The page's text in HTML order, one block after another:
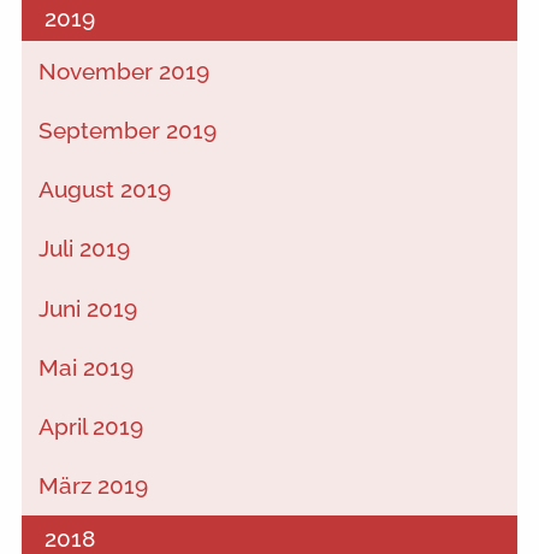
2019
November 2019
September 2019
August 2019
Juli 2019
Juni 2019
Mai 2019
April 2019
März 2019
2018